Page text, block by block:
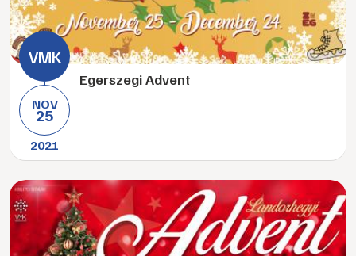
NOV
25
2021
Egerszegi Advent